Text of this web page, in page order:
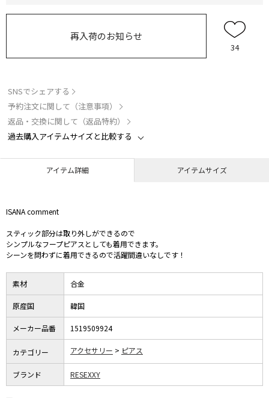
再入荷のお知らせ
34
SNSでシェアする
予約注文に関して（注意事項）
返品・交換に関して（返品特約）
過去購入アイテムサイズと比較する
アイテム詳細 アイテムサイズ
ISANA comment
スティック部分は取り外しができるので
シンプルなフープピアスとしても着用できます。
シーンを問わずに着用できるので活躍間違いなしです！
素材 合金
原産国 韓国
メーカー品番 1519509924
カテゴリー アクセサリー ピアス
ブランド RESEXXY